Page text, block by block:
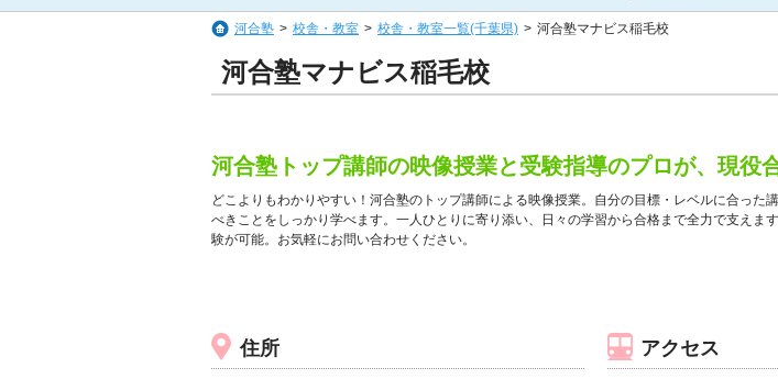
河合塾 > 校舎・教室 > 校舎・教室一覧(千葉県) > 河合塾マナビス稲毛校
河合塾マナビス稲毛校
河合塾トップ講師の映像授業と受験指導のプロが、現役
どこよりもわかりやすい！河合塾のトップ講師による映像授業。自分の目標・レベルに合った
べきことをしっかり学べます。一人ひとりに寄り添い、日々の学習から合格まで全力で支えま
験が可能。お気軽にお問い合わせください。
住所 アクセス